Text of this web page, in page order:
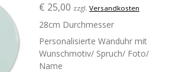
€ 25,00 zzgl. Versandkosten
28cm Durchmesser
Personalisierte Wanduhr mit
Wunschmotiv/ Spruch/ Foto/
Name